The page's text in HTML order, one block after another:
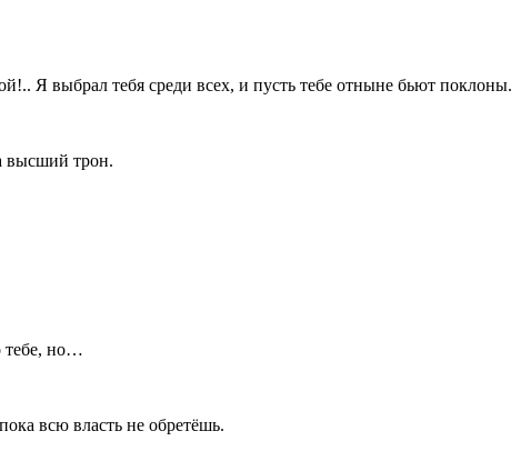
Я выбрал тебя среди всех, и пусть тебе отныне бьют поклоны.
высший трон.
тебе, но…
всю власть не обретёшь.